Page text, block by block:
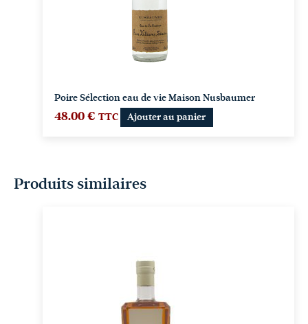
Poire Sélection eau de vie Maison Nusbaumer
48.00 € TTC Ajouter au panier
Produits similaires